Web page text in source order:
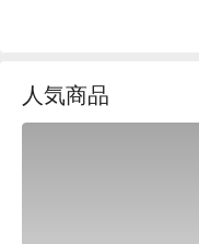
受けながら、季節をモ
ます。
【ポイント】ご自身で
人気商品